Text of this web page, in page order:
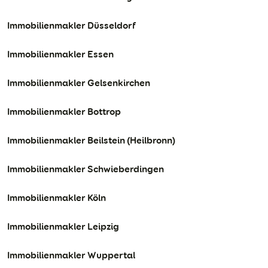
Immobilienmakler Düsseldorf
Immobilienmakler Essen
Immobilienmakler Gelsenkirchen
Immobilienmakler Bottrop
Immobilienmakler Beilstein (Heilbronn)
Immobilienmakler Schwieberdingen
Immobilienmakler Köln
Immobilienmakler Leipzig
Immobilienmakler Wuppertal